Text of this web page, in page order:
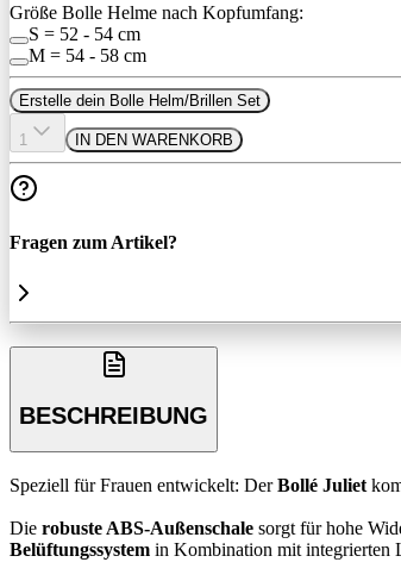
Größe Bolle Helme nach Kopfumfang:
S = 52 - 54 cm
M = 54 - 58 cm
Erstelle dein Bolle Helm/Brillen Set
1 IN DEN WARENKORB
Fragen zum Artikel?
BESCHREIBUNG
Speziell für Frauen entwickelt: DerBollé Juliet
Die robuste ABS-Außenschale sorgt für hohe
Belüftungssystem in Kombination mit integrierten